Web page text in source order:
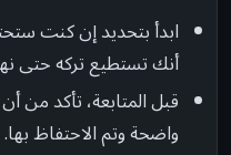
ابدأ بتحديد إن كنت
أنك تستطيع تركه حتى
قبل المتابعة، تأكد من
واضحة وتم الاحتفاظ بها.